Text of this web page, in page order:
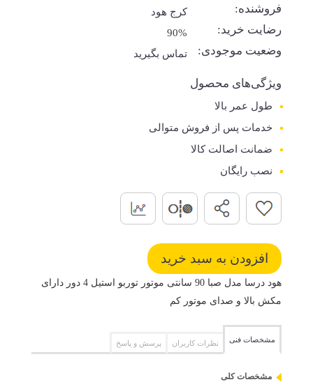
فروشنده: کرج هود
رضایت خرید: 90%
وضعیت موجودی: تماس بگیرید
ویژگی‌های محصول
طول عمر بالا
خدمات پس از فروش متوالی
ضمانت اصالت کالا
نصب رایگان
هود درسا مدل صبا 90 سانتی موتور توربو استیل 4 دور دارای
مکش بالا و صدای موتور کم
مشخصات فنی نظرات کاربران پرسش و پاسخ
مشخصات کلی